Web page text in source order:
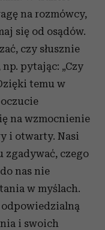
na rozmówcy,
się od osądów.
czy słusznie
pytając: „Czy
temu w
na wzmocnienie
i otwarty. Nasi
zgadywać, czego
nas nie
w myślach.
odpowiedzialną
i swoich